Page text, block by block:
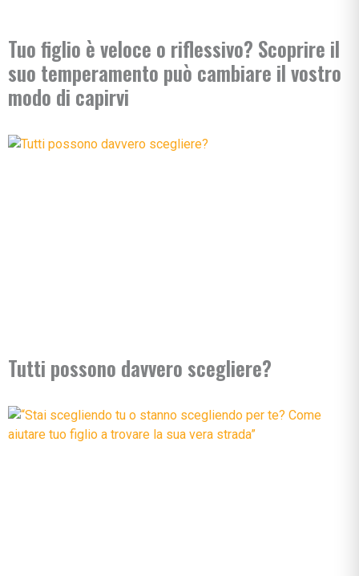
Tuo figlio è veloce o riflessivo? Scoprire il
suo temperamento può cambiare il vostro
modo di capirvi
Tutti possono davvero scegliere?